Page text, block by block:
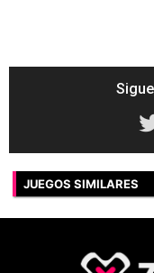
JUEGOS SIMILARES